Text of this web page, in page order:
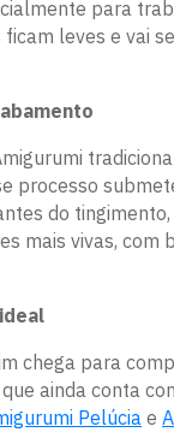
para
ficam leves e vai
processo
do
mais vivas, com
chega para
ainda conta
Pelúcia e